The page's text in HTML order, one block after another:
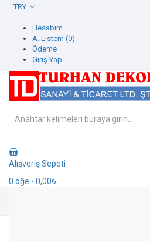
Hesabım
A. Listem (0)
Ödeme
Giriş Yap
Alışveriş Sepeti
0 öğe - 0,00₺